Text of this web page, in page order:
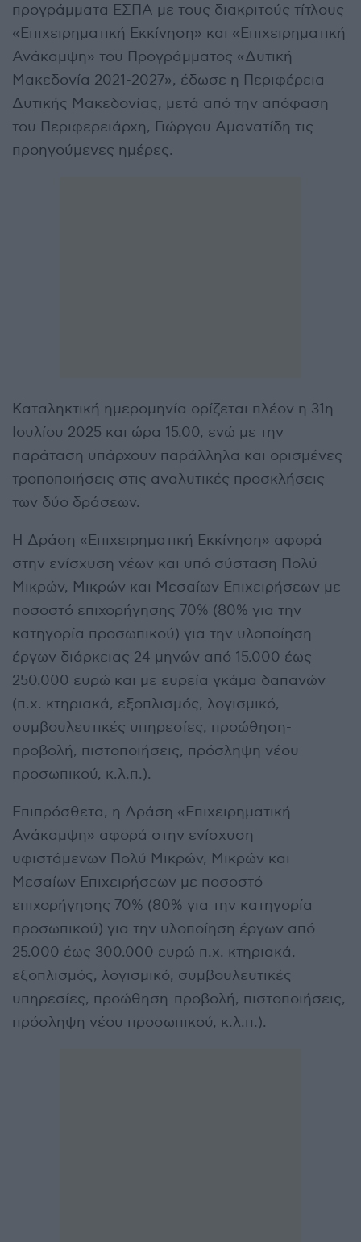
προγράμματα ΕΣΠΑ με τους διακριτούς τίτλους
«Επιχειρηματική Εκκίνηση» και «Επιχειρηματική
Ανάκαμψη» του Προγράμματος «Δυτική
Μακεδονία 2021-2027», έδωσε η Περιφέρεια
Δυτικής Μακεδονίας, μετά από την απόφαση
του Περιφερειάρχη, Γιώργου Αμανατίδη τις
προηγούμενες ημέρες.
Καταληκτική ημερομηνία ορίζεται πλέον η 31η
Ιουλίου 2025 και ώρα 15.00, ενώ με την
παράταση υπάρχουν παράλληλα και ορισμένες
τροποποιήσεις στις αναλυτικές προσκλήσεις
των δύο δράσεων.
Η Δράση «Επιχειρηματική Εκκίνηση» αφορά
στην ενίσχυση νέων και υπό σύσταση Πολύ
Μικρών, Μικρών και Μεσαίων Επιχειρήσεων με
ποσοστό επιχορήγησης 70% (80% για την
κατηγορία προσωπικού) για την υλοποίηση
έργων διάρκειας 24 μηνών από 15.000 έως
250.000 ευρώ και με ευρεία γκάμα δαπανών
(π.χ. κτηριακά, εξοπλισμός, λογισμικό,
συμβουλευτικές υπηρεσίες, προώθηση-
προβολή, πιστοποιήσεις, πρόσληψη νέου
προσωπικού, κ.λ.π.).
Επιπρόσθετα, η Δράση «Επιχειρηματική
Ανάκαμψη» αφορά στην ενίσχυση
υφιστάμενων Πολύ Μικρών, Μικρών και
Μεσαίων Επιχειρήσεων με ποσοστό
επιχορήγησης 70% (80% για την κατηγορία
προσωπικού) για την υλοποίηση έργων από
25.000 έως 300.000 ευρώ π.χ. κτηριακά,
εξοπλισμός, λογισμικό, συμβουλευτικές
υπηρεσίες, προώθηση-προβολή, πιστοποιήσεις,
πρόσληψη νέου προσωπικού, κ.λ.π.).